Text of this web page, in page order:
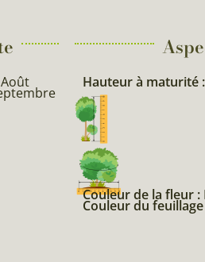
Hauteur à maturité :
Couleur de la fleur :
Couleur du